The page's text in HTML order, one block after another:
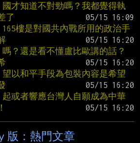
才知道不對勁嗎？我都覺得執
了
樓是對國共內戰所用的政治手
？還是看不懂盧比歐講的話？
以和平手段為包裝內容是希望
或者響應台灣人自願成為中華
版：熱門文章